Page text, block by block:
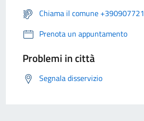
Chiama il comune +390907721
Prenota un appuntamento
Problemi in città
Segnala disservizio